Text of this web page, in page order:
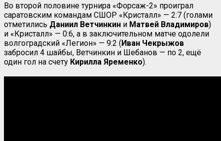
Во второй половине турнира «Форсаж-2» проиграл
саратовским командам СШОР «Кристалл» — 2:7 (голами
отметились Даниил Ветчинкин и Матвей Владимиров)
и «Кристалл» — 0:6, а в заключительном матче одолели
волгоградский «Легион» — 9:2 (Иван Чекрыжов
забросил 4 шайбы, Ветчинкин и Шебанов — по 2, ещё
один гол на счету Кирилла Яременко).